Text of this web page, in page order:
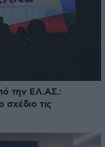
την ΕΛ.ΑΣ.:
σχέδιο τις